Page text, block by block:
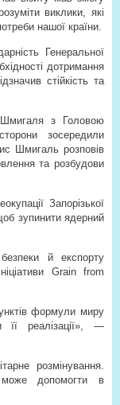
виклики, які
нашої країни.
Генеральної
дотримання
стійкість та
Шмигаля з Головою
зосередили
Шмигаль розповів
та розбудови
Запорізької
зупинити ядерний
й експорту
Grain from
формули миру
її реалізації», —
розмінування.
допомогти в